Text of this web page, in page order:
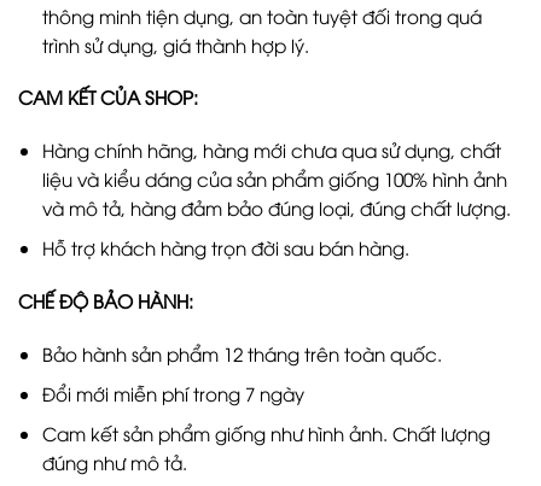
thông minh tiện dụng, an toàn tuyệt đối trong quá
trình sử dụng, giá thành hợp lý.
CAM KẾT CỦA SHOP:
Hàng chính hãng, hàng mới chưa qua sử dụng, chất
liệu và kiểu dáng của sản phẩm giống 100% hình ảnh
và mô tả, hàng đảm bảo đúng loại, đúng chất lượng.
Hỗ trợ khách hàng trọn đời sau bán hàng.
CHẾ ĐỘ BẢO HÀNH:
Bảo hành sản phẩm 12 tháng trên toàn quốc.
Đổi mới miễn phí trong 7 ngày
Cam kết sản phẩm giống như hình ảnh. Chất lượng
đúng như mô tả.